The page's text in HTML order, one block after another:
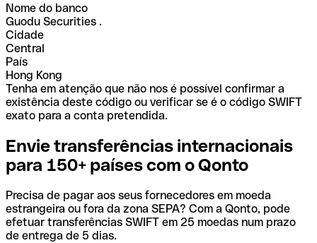
Nome do banco
Guodu Securities .
Cidade
Central
País
Hong Kong
Tenha em atenção que não nos é possível confirmar a
existência deste código ou verificar se é o código SWIFT
exato para a conta pretendida.
Envie transferências internacionais
para 150+ países com o Qonto
Precisa de pagar aos seus fornecedores em moeda
estrangeira ou fora da zona SEPA? Com a Qonto, pode
efetuar transferências SWIFT em 25 moedas num prazo
de entrega de 5 dias.